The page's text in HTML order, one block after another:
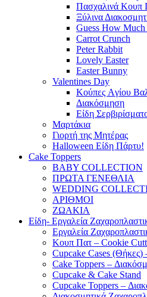
Πασχαλινά Κουπ
Ξύλινα
Guess How
Carrot Crunch
Peter Rabbit
Lovely Easter
Easter Bunny
Valentines Day
Κούπες Aγίου
Διακόσμηση
Είδη
Μαρτάκια
Γιορτή της Μητέρας
Halloween Είδη Πάρτυ!
Cake Toppers
BABY COLLECTION
ΠΡΩΤΑ ΓΕΝΕΘΛΙΑ
WEDDING
ΑΡΙΘΜΟΙ
ΖΩΑΚΙΑ
Είδη- Εργαλεία
Εργαλεία
Κουπ Πατ – Cookie
Cupcake Cases (Θήκες)
Cake Toppers –
Cupcake & Cake Stand
Cupcake Toppers –